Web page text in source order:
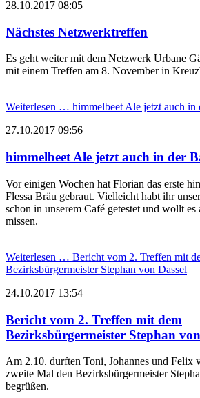
28.10.2017 08:05
Nächstes Netzwerktreffen
Es geht weiter mit dem Netzwerk Urbane
mit einem Treffen am 8. November in
Weiterlesen … himmelbeet Ale jetzt auch in
27.10.2017 09:56
himmelbeet Ale jetzt auch in der
Vor einigen Wochen hat Florian das erste
Flessa Bräu gebraut. Vielleicht habt ihr
schon in unserem Café getestet und wollt
missen.
Weiterlesen … Bericht vom 2. Treffen mit
Bezirksbürgermeister Stephan von Dassel
24.10.2017 13:54
Bericht vom 2. Treffen mit dem
Bezirksbürgermeister Stephan
Am 2.10. durften Toni, Johannes und Felix
zweite Mal den Bezirksbürgermeister
begrüßen.